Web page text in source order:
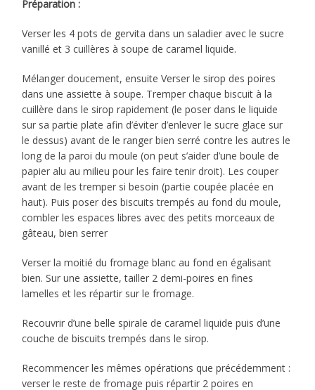
Préparation :
Verser les 4 pots de gervita dans un saladier avec le sucre
vanillé et 3 cuillères à soupe de caramel liquide.
Mélanger doucement, ensuite Verser le sirop des poires
dans une assiette à soupe. Tremper chaque biscuit à la
cuillère dans le sirop rapidement (le poser dans le liquide
sur sa partie plate afin d’éviter d’enlever le sucre glace sur
le dessus) avant de le ranger bien serré contre les autres le
long de la paroi du moule (on peut s’aider d’une boule de
papier alu au milieu pour les faire tenir droit). Les couper
avant de les tremper si besoin (partie coupée placée en
haut). Puis poser des biscuits trempés au fond du moule,
combler les espaces libres avec des petits morceaux de
gâteau, bien serrer
Verser la moitié du fromage blanc au fond en égalisant
bien. Sur une assiette, tailler 2 demi-poires en fines
lamelles et les répartir sur le fromage.
Recouvrir d’une belle spirale de caramel liquide puis d’une
couche de biscuits trempés dans le sirop.
Recommencer les mêmes opérations que précédemment :
verser le reste de fromage puis répartir 2 poires en